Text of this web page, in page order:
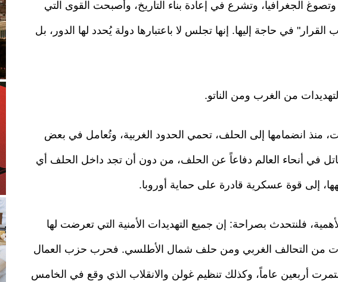
الجغرافيا، وتشرع في إعادة بناء التاريخ، وأصبحت القوى التي
في حاجة إليها. إنها تجلس لا باعتبارها دولة يُحدد لها الدور، بل
من الغرب ومن الناتو.
منذ انضمامها إلى الحلف، تحمي الحدود الغربية، وتُعامل في بعض
في أنحاء العالم دفاعاً عن الحلف، من دون أن تجد داخل الحلف أي
إلى قوة عسكرية قادرة على حماية أوروبا.
فلنتحدث بصراحة: إن جميع التهديدات الأمنية التي تعرضت لها
جاءت من التحالف الغربي ومن حلف شمال الأطلسي. فحرب حزب العمال
أربعين عاماً، وكذلك تنظيم غولن والانقلاب الذي وقع في الخامس